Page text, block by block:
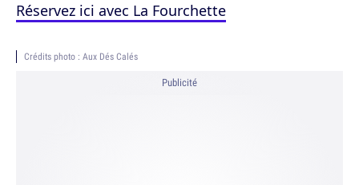
Réservez ici avec La Fourchette
Crédits photo : Aux Dés Calés
Publicité